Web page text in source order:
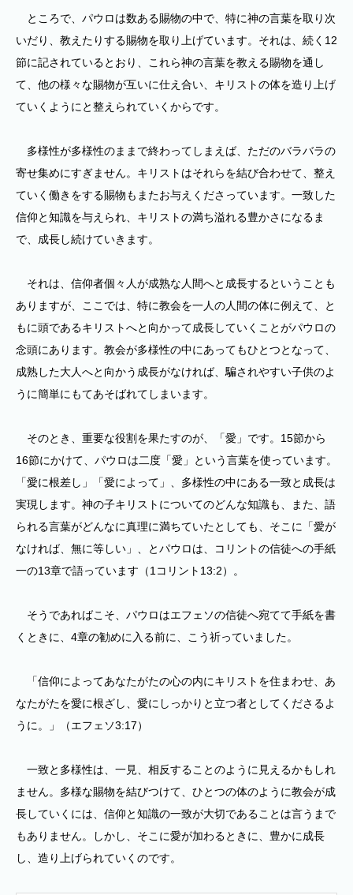
ところで、パウロは数ある賜物の中で、特に神の言葉を取り次
いだり、教えたりする賜物を取り上げています。それは、続く12
節に記されているとおり、これら神の言葉を教える賜物を通し
て、他の様々な賜物が互いに仕え合い、キリストの体を造り上げ
ていくようにと整えられていくからです。
多様性が多様性のままで終わってしまえば、ただのバラバラの
寄せ集めにすぎません。キリストはそれらを結び合わせて、整え
ていく働きをする賜物もまたお与えくださっています。一致した
信仰と知識を与えられ、キリストの満ち溢れる豊かさになるま
で、成長し続けていきます。
それは、信仰者個々人が成熟な人間へと成長するということも
ありますが、ここでは、特に教会を一人の人間の体に例えて、と
もに頭であるキリストへと向かって成長していくことがパウロの
念頭にあります。教会が多様性の中にあってもひとつとなって、
成熟した大人へと向かう成長がなければ、騙されやすい子供のよ
うに簡単にもてあそばれてしまいます。
そのとき、重要な役割を果たすのが、「愛」です。15節から
16節にかけて、パウロは二度「愛」という言葉を使っています。
「愛に根差し」「愛によって」、多様性の中にある一致と成長は
実現します。神の子キリストについてのどんな知識も、また、語
られる言葉がどんなに真理に満ちていたとしても、そこに「愛が
なければ、無に等しい」、とパウロは、コリントの信徒への手紙
一の13章で語っています（1コリント13:2）。
そうであればこそ、パウロはエフェソの信徒へ宛てて手紙を書
くときに、4章の勧めに入る前に、こう祈っていました。
「信仰によってあなたがたの心の内にキリストを住まわせ、あ
なたがたを愛に根ざし、愛にしっかりと立つ者としてくださるよ
うに。」（エフェソ3:17）
一致と多様性は、一見、相反することのように見えるかもしれ
ません。多様な賜物を結びつけて、ひとつの体のように教会が成
長していくには、信仰と知識の一致が大切であることは言うまで
もありません。しかし、そこに愛が加わるときに、豊かに成長
し、造り上げられていくのです。